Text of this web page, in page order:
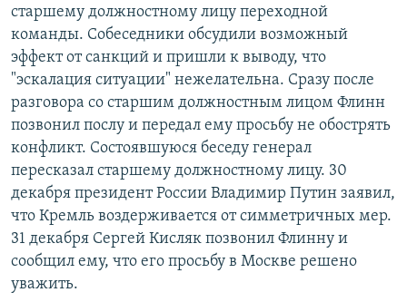
старшему должностному лицу переходной
команды. Собеседники обсудили возможный
эффект от санкций и пришли к выводу, что
"эскалация ситуации" нежелательна. Сразу после
разговора со старшим должностным лицом Флинн
позвонил послу и передал ему просьбу не обострять
конфликт. Состоявшуюся беседу генерал
пересказал старшему должностному лицу. 30
декабря президент России Владимир Путин заявил,
что Кремль воздерживается от симметричных мер.
31 декабря Сергей Кисляк позвонил Флинну и
сообщил ему, что его просьбу в Москве решено
уважить.